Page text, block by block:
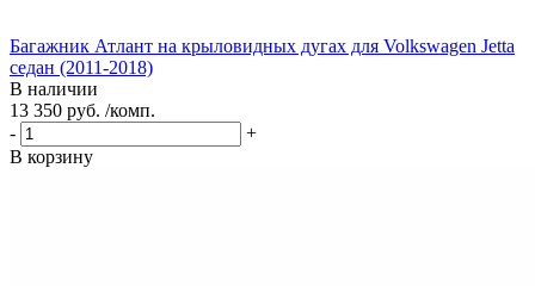
Багажник Атлант на крыловидных дугах для Volkswagen Jetta
седан (2011-2018)
В наличии
13 350 руб. /комп.
-
+
В корзину